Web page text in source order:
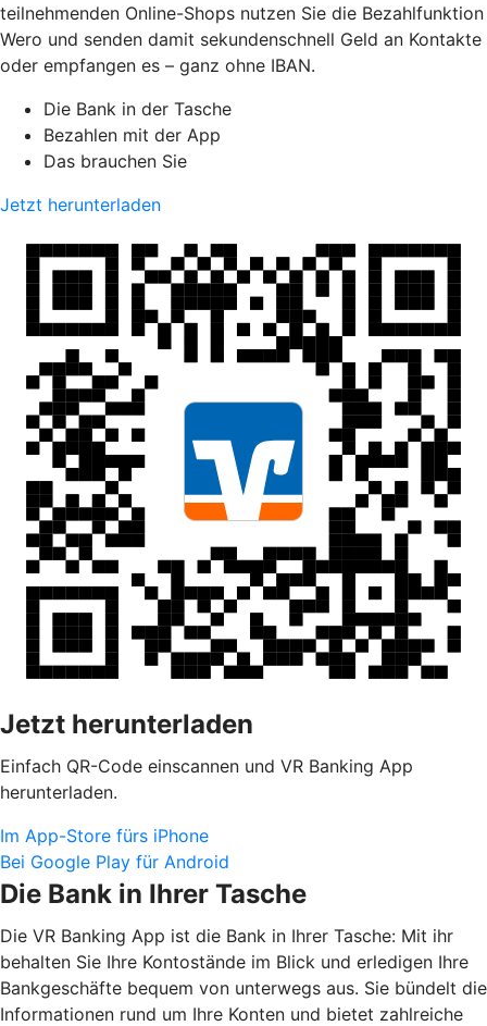
teilnehmenden Online-Shops nutzen Sie die Bezahlfunktion
Wero und senden damit sekundenschnell Geld an Kontakte
oder empfangen es – ganz ohne IBAN.
Die Bank in der Tasche
Bezahlen mit der App
Das brauchen Sie
Jetzt herunterladen
Jetzt herunterladen
Einfach QR-Code einscannen und VR Banking App
herunterladen.
Im App-Store fürs iPhone
Bei Google Play für Android
Die Bank in Ihrer Tasche
Die VR Banking App ist die Bank in Ihrer Tasche: Mit ihr
behalten Sie Ihre Kontostände im Blick und erledigen Ihre
Bankgeschäfte bequem von unterwegs aus. Sie bündelt die
Informationen rund um Ihre Konten und bietet zahlreiche